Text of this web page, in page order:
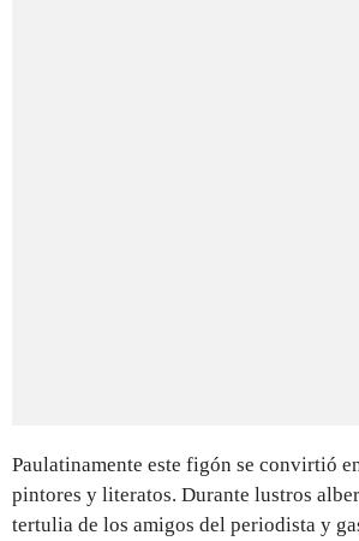
Paulatinamente este figón se convirtió
pintores y literatos. Durante lustros
tertulia de los amigos del periodista y